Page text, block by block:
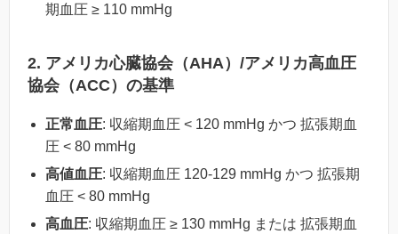
期血圧 ≥ 110 mmHg
2. アメリカ心臓協会（AHA）/アメリカ高血圧
協会（ACC）の基準
正常血圧: 収縮期血圧 < 120 mmHg かつ 拡張期血
圧 < 80 mmHg
高値血圧: 収縮期血圧 120-129 mmHg かつ 拡張期
血圧 < 80 mmHg
高血圧: 収縮期血圧 ≥ 130 mmHg または 拡張期血